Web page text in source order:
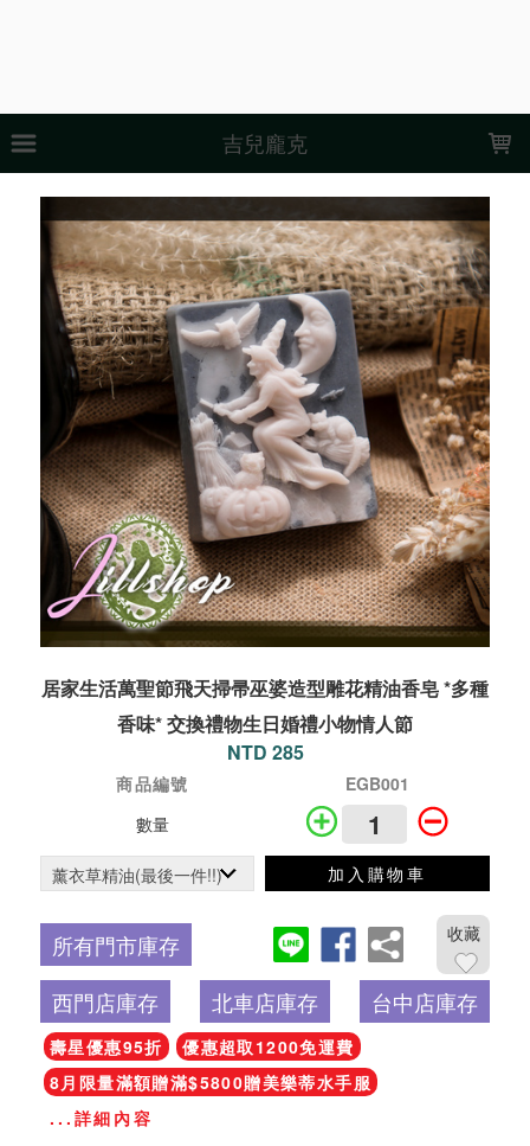
吉兒龐克
居家生活萬聖節飛天掃帚巫婆造型雕花精油香皂 *多種
香味* 交換禮物生日婚禮小物情人節
NTD 285
商品編號
EGB001
數量
加入購物車
所有門市庫存 收藏
西門店庫存 北車店庫存 台中店庫存
壽星優惠95折
優惠超取1200免運費
8月限量滿額贈滿$5800贈美樂蒂水手服
...詳細內容